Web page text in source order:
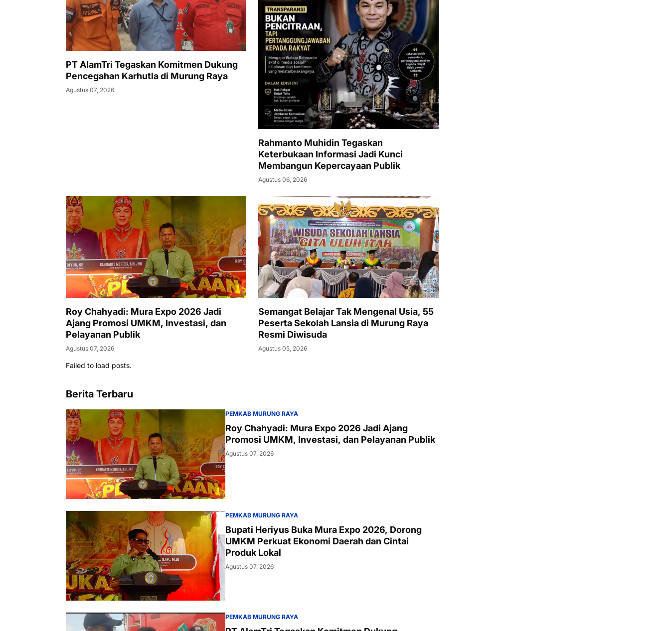
PT AlamTri Tegaskan Komitmen Dukung
Pencegahan Karhutla di Murung Raya
Agustus 07, 2026
Rahmanto Muhidin Tegaskan
Keterbukaan Informasi Jadi Kunci
Membangun Kepercayaan Publik
Agustus 06, 2026
Roy Chahyadi: Mura Expo 2026 Jadi
Ajang Promosi UMKM, Investasi, dan
Pelayanan Publik
Agustus 07, 2026
Semangat Belajar Tak Mengenal Usia, 55
Peserta Sekolah Lansia di Murung Raya
Resmi Diwisuda
Agustus 05, 2026
Failed to load posts.
Berita Terbaru
PEMKAB MURUNG RAYA
Roy Chahyadi: Mura Expo 2026 Jadi Ajang
Promosi UMKM, Investasi, dan Pelayanan Publik
Agustus 07, 2026
PEMKAB MURUNG RAYA
Bupati Heriyus Buka Mura Expo 2026, Dorong
UMKM Perkuat Ekonomi Daerah dan Cintai
Produk Lokal
Agustus 07, 2026
PEMKAB MURUNG RAYA